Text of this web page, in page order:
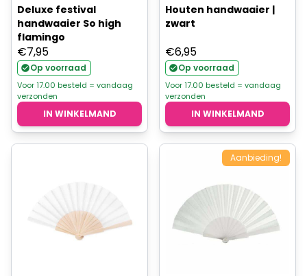
Deluxe festival
handwaaier So high
flamingo
€7,95
Op voorraad
Voor 17.00 besteld = vandaag
verzonden
IN WINKELMAND
Houten handwaaier |
zwart
€6,95
Op voorraad
Voor 17.00 besteld = vandaag
verzonden
IN WINKELMAND
Aanbieding!